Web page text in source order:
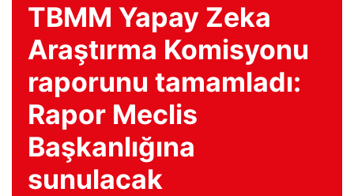
TBMM Yapay Zeka
Araştırma Komisyonu
raporunu tamamladı:
Rapor Meclis
Başkanlığına
sunulacak